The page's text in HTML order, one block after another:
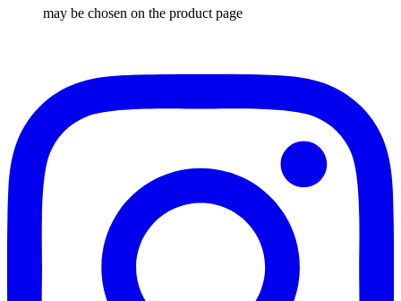
may be chosen on the product page